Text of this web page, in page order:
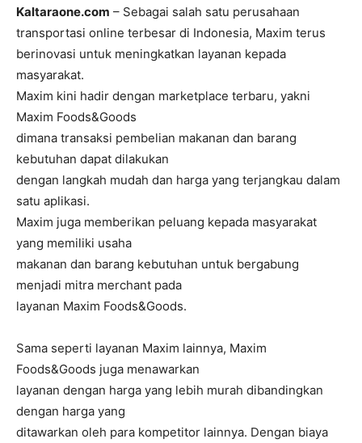
Kaltaraone.com – Sebagai salah satu perusahaan
transportasi online terbesar di Indonesia, Maxim terus
berinovasi untuk meningkatkan layanan kepada
masyarakat.
Maxim kini hadir dengan marketplace terbaru, yakni
Maxim Foods&Goods
dimana transaksi pembelian makanan dan barang
kebutuhan dapat dilakukan
dengan langkah mudah dan harga yang terjangkau dalam
satu aplikasi.
Maxim juga memberikan peluang kepada masyarakat
yang memiliki usaha
makanan dan barang kebutuhan untuk bergabung
menjadi mitra merchant pada
layanan Maxim Foods&Goods.
Sama seperti layanan Maxim lainnya, Maxim
Foods&Goods juga menawarkan
layanan dengan harga yang lebih murah dibandingkan
dengan harga yang
ditawarkan oleh para kompetitor lainnya. Dengan biaya